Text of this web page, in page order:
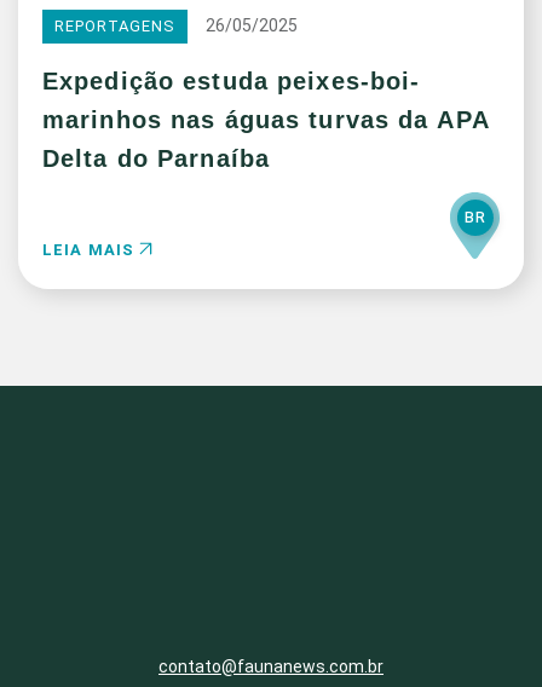
REPORTAGENS 26/05/2025
Expedição estuda peixes-boi-
marinhos nas águas turvas da APA
Delta do Parnaíba
LEIA MAIS
BR
contato@faunanews.com.br